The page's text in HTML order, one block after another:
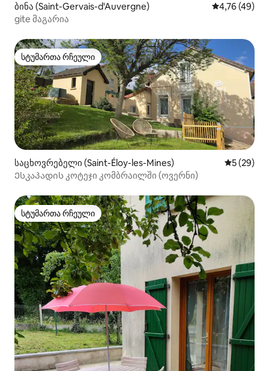
ბინა (Saint-Gervais-d'Auvergne) საშუალო
4,76 (49)
gite მაგარია
სტუმართა რჩეული
სტუმართა რჩეული
საცხოვრებელი (Saint-Éloy-les-Mines) საშუალო
5 (29)
Ესკაპადის კოტეჯი კომბრაილში (ოვერნი)
სტუმართა რჩეული
სტუმართა რჩეული